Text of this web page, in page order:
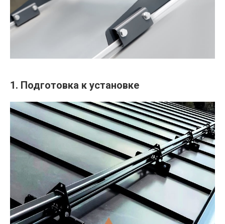
1. Подготовка к установке